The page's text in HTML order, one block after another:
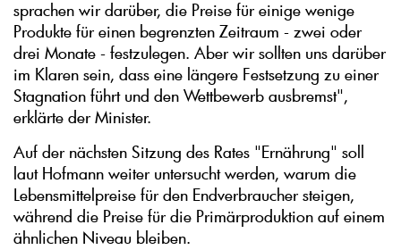
sprachen wir darüber, die Preise für einige wenige
Produkte für einen begrenzten Zeitraum - zwei oder
drei Monate - festzulegen. Aber wir sollten uns darüber
im Klaren sein, dass eine längere Festsetzung zu einer
Stagnation führt und den Wettbewerb ausbremst",
erklärte der Minister.
Auf der nächsten Sitzung des Rates "Ernährung" soll
laut Hofmann weiter untersucht werden, warum die
Lebensmittelpreise für den Endverbraucher steigen,
während die Preise für die Primärproduktion auf einem
ähnlichen Niveau bleiben.